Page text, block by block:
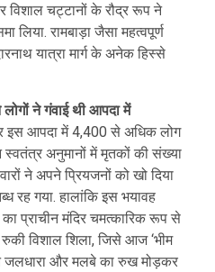
चट्टानों के रौद्र रूप ने
लिया. रामबाड़ा जैसा महत्वपूर्ण
यात्रा मार्ग के अनेक हिस्से
ने गंवाई थी आपदा में
इस आपदा में 4,400 से अधिक लोग
स्वतंत्र अनुमानों में मृतकों की संख्या
ने अपने प्रियजनों को खो दिया
रह गया. हालांकि इस भयावह
प्राचीन मंदिर चमत्कारिक रूप से
विशाल शिला, जिसे आज ‘भीम
जलधारा और मलबे का रुख मोड़कर